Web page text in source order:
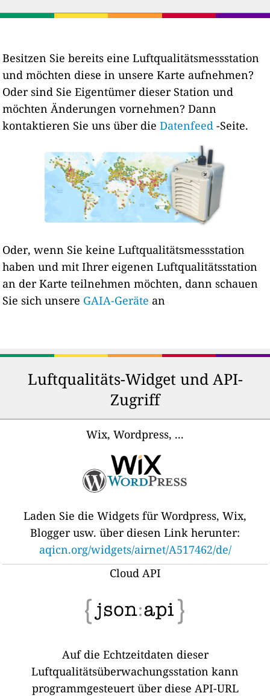
Besitzen Sie bereits eine Luftqualitätsmessstation
und möchten diese in unsere Karte aufnehmen?
Oder sind Sie Eigentümer dieser Station und
möchten Änderungen vornehmen? Dann
kontaktieren Sie uns über dieDatenfeed -Seite.
Oder, wenn Sie keine Luftqualitätsmessstation
haben und mit Ihrer eigenen Luftqualitätsstation
an der Karte teilnehmen möchten, dann schauen
Sie sich unsere GAIA-Geräte an
Luftqualitäts-Widget und API-
Zugriff
Wix, Wordpress, ...
Laden Sie die Widgets für Wordpress, Wix,
Blogger usw. über diesen Link herunter:
aqicn.org/widgets/airnet/A517462/de/
Cloud API
Auf die Echtzeitdaten dieser
Luftqualitätsüberwachungsstation kann
programmgesteuert über diese API-URL